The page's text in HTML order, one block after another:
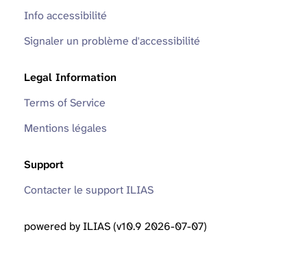
Info accessibilité
Signaler un problème d'accessibilité
Legal Information
Terms of Service
Mentions légales
Support
Contacter le support ILIAS
powered by ILIAS (v10.9 2026-07-07)